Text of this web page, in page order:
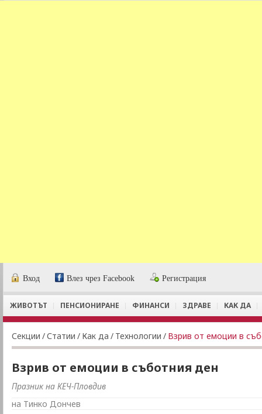
Вход Влез чрез Facebook Регистрация
ЖИВОТЪТ ПЕНСИОНИРАНЕ ФИНАНСИ ЗДРАВЕ КАК ДА
Секции /Статии / Как да / Технологии / Взрив от емоции в
Взрив от емоции в съботния ден
Празник на КЕЧ-Пловдив
на Тинко Дончев